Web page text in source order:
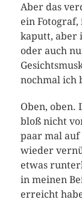
Aber das
ein Fotograf,
kaputt, aber
oder auch
nochmal ich
Oben, oben.
bloß nicht
paar mal auf
wieder
etwas
in meinen
erreicht